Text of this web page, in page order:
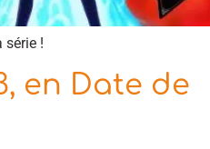
série !
en Date de